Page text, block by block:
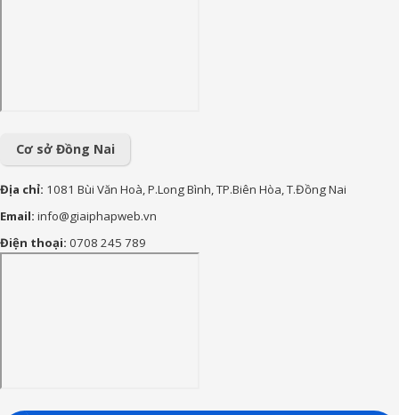
Cơ sở Đồng Nai
Địa chỉ: 1081 Bùi Văn Hoà, P.Long Bình, TP.Biên Hòa, T.Đồng Nai
Email: info@giaiphapweb.vn
Điện thoại: 0708 245 789